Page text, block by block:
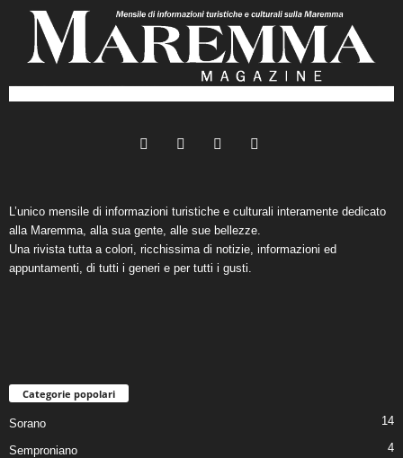
L’unico mensile di informazioni turistiche e culturali interamente dedicato
alla Maremma, alla sua gente, alle sue bellezze.
Una rivista tutta a colori, ricchissima di notizie, informazioni ed
appuntamenti, di tutti i generi e per tutti i gusti.
Categorie popolari
Sorano 14
Semproniano 4